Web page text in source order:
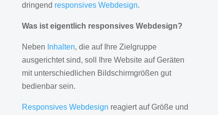
dringend responsives Webdesign.
Was ist eigentlich responsives Webdesign?
Neben Inhalten, die auf Ihre Zielgruppe
ausgerichtet sind, soll Ihre Website auf Geräten
mit unterschiedlichen Bildschirmgrößen gut
bedienbar sein.
Responsives Webdesign reagiert auf Größe und